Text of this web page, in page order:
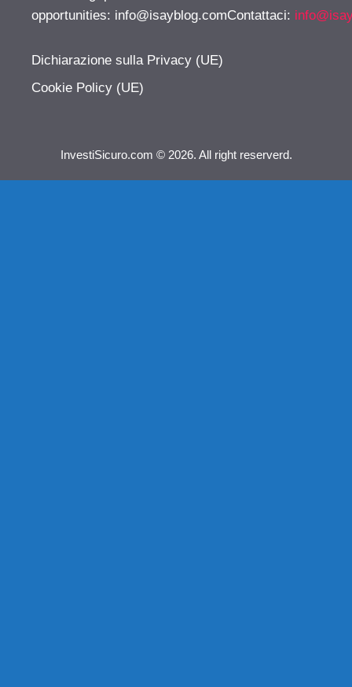
opportunities: info@isayblog.comContattaci:
Dichiarazione sulla Privacy (UE)
Cookie Policy (UE)
InvestiSicuro.com © 2026. All right reserverd.